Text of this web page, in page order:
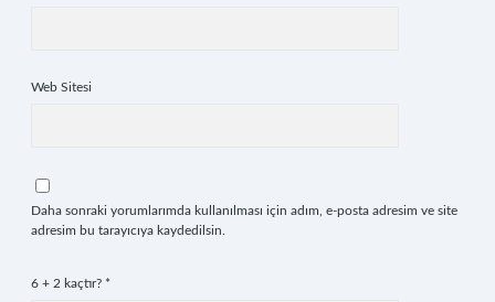
Web Sitesi
Daha sonraki yorumlarımda kullanılması için adım, e-posta adresim ve site
adresim bu tarayıcıya kaydedilsin.
6 + 2 kaçtır? *